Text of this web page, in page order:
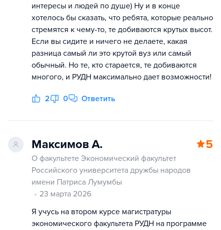
интересы и людей по душе) Ну и в конце
хотелось бы сказать, что ребята, которые реально
стремятся к чему-то, те добиваются крутых высот.
Если вы сидите и ничего не делаете, какая
разница самый ли это крутой вуз или самый
обычный. Но те, кто старается, те добиваются
многого, и РУДН максимально дает возможности!
2 0 Ответить
Максимов А. 5
О факультете Экономический факультет
Российского университета дружбы народов
имени Патриса Лумумбы
23 марта 2026
Я учусь на втором курсе магистратуры
экономического факультета РУДН на программе